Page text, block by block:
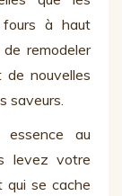
fours à haut
remodeler
de nouvelles
saveurs.
au
levez votre
qui se cache